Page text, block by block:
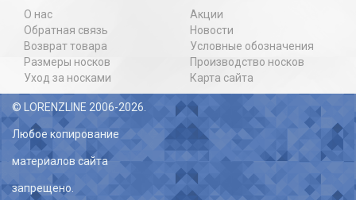
О нас
Обратная связь
Возврат товара
Размеры носков
Уход за носками
Акции
Новости
Условные обозначения
Производство носков
Карта сайта
© LORENZLINE 2006-2026.
Любое копирование
материалов сайта
запрещено.